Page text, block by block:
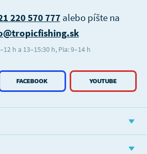
FACEBOOK YOUTUBE
220 570 777alebo píšte na
h a 13–15:30 h, Pia: 9–14 h